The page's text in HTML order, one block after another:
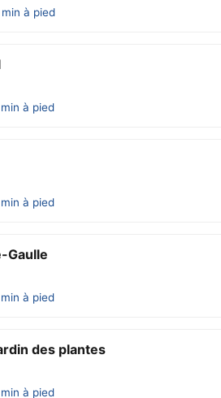
à pied
à pied
à pied
Gaulle
à pied
des plantes
à pied